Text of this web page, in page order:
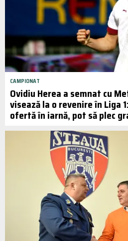
CAMPIONAT
Ovidiu Herea a semnat cu
visează la o revenire în Liga
ofertă în iarnă, pot să plec